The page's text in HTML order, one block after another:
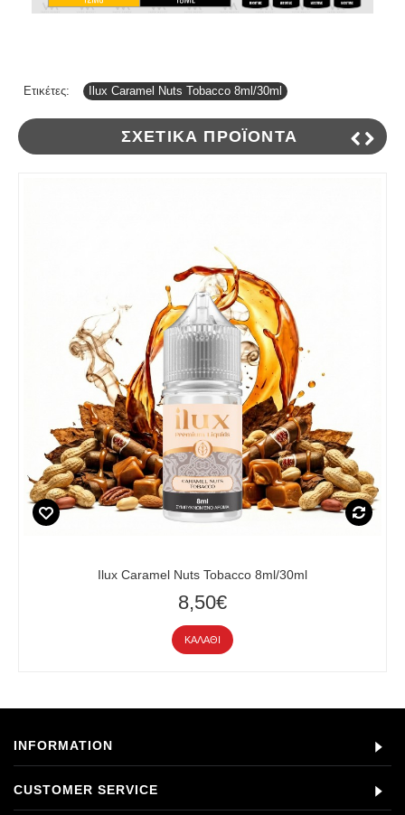
Ετικέτες: Ilux Caramel Nuts Tobacco 8ml/30ml
ΣΧΕΤΙΚΆ ΠΡΟΪΌΝΤΑ
Ilux Caramel Nuts Tobacco 8ml/30ml
8,50€
ΚΑΛΆΘΙ
INFORMATION
CUSTOMER SERVICE